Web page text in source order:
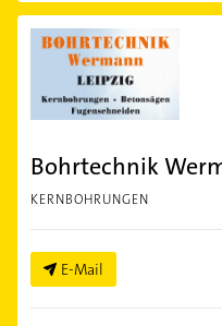
Bohrtechnik
KERNBOHRUNGEN
E-Mail